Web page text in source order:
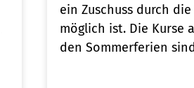
ein Zuschuss durch
möglich ist. Die Kurse
den Sommerferien